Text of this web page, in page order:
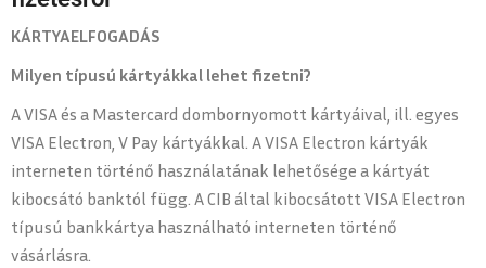
KÁRTYAELFOGADÁS
Milyen típusú kártyákkal lehet fizetni?
A VISA és a Mastercard dombornyomott kártyáival, ill. egyes
VISA Electron, V Pay kártyákkal. A VISA Electron kártyák
interneten történő használatának lehetősége a kártyát
kibocsátó banktól függ. A CIB által kibocsátott VISA Electron
típusú bankkártya használható interneten történő
vásárlásra.